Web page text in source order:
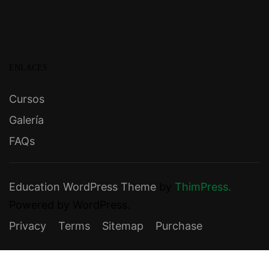
Cursos
Galería
FAQs
Education WordPress Theme
ThimPress.
Privacy
Terms Sitemap Purchase